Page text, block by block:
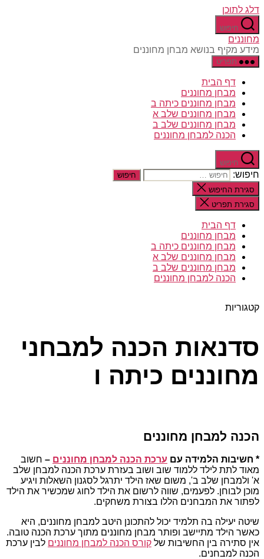
דלג לתוכן
חיפוש
מחוננים
מידע מקיף בנושא מבחן מחוננים
תפריט
דף הבית
מבחן מחוננים
מבחן מחוננים כיתה ב
מבחן מחוננים שלב א
מבחן מחוננים שלב ב
הכנה למבחן מחוננים
חיפוש
חיפוש:
סגירת החיפוש
סגירת תפריט
דף הבית
מבחן מחוננים
מבחן מחוננים כיתה ב
מבחן מחוננים שלב א
מבחן מחוננים שלב ב
הכנה למבחן מחוננים
קטגוריות
סדנאות הכנה למבחני
מחוננים כיתה ו
הכנה למבחן מחוננים
* חשיבות הלמידה עם ערכת הכנה למבחן מחוננים – חשוב
מאוד לתת לילד ללמוד שוב ושוב בעזרת ערכת הכנה למבחן שלב
א' ולמבחן שלב ב', משום שאז הילד יתרגל לסגנון השאלות ויגיע
מוכן לבוחן. לפעמים, שווה לרשום את הילד לחוג שמכשיר את הילד
לפתור את המבחנים הללו בצורת משחקים.
שיטה יעילה בה תלמיד יכול להתכונן היטב למבחן מחוננים, היא
כאשר הילד מתיישב ופותר מבחן מחוננים מתוך ערכת הכנה טובה.
אין סתירה בין החשיבות של קורס הכנה למבחן מחוננים לבין ערכת
הכנה למבחנים.